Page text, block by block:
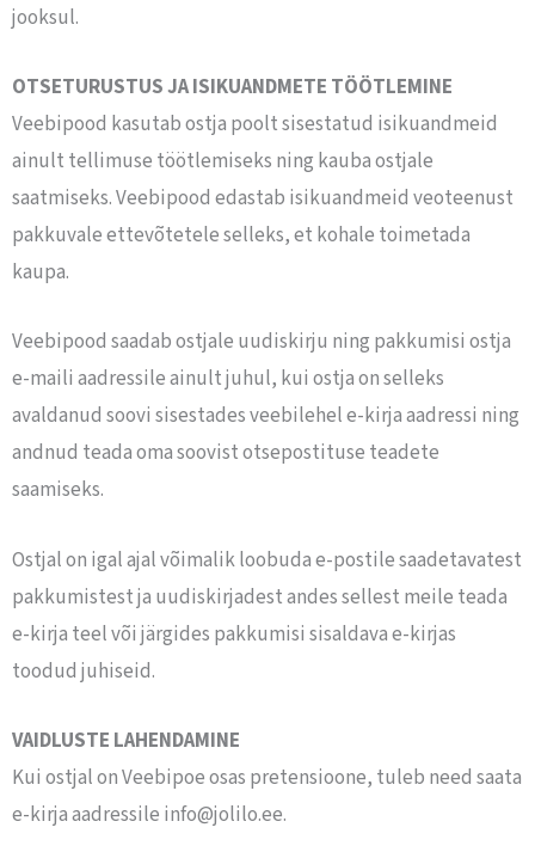
jooksul.
OTSETURUSTUS JA ISIKUANDMETE TÖÖTLEMINE
Veebipood kasutab ostja poolt sisestatud isikuandmeid
ainult tellimuse töötlemiseks ning kauba ostjale
saatmiseks. Veebipood edastab isikuandmeid veoteenust
pakkuvale ettevõtetele selleks, et kohale toimetada
kaupa.
Veebipood saadab ostjale uudiskirju ning pakkumisi ostja
e-maili aadressile ainult juhul, kui ostja on selleks
avaldanud soovi sisestades veebilehel e-kirja aadressi ning
andnud teada oma soovist otsepostituse teadete
saamiseks.
Ostjal on igal ajal võimalik loobuda e-postile saadetavatest
pakkumistest ja uudiskirjadest andes sellest meile teada
e-kirja teel või järgides pakkumisi sisaldava e-kirjas
toodud juhiseid.
VAIDLUSTE LAHENDAMINE
Kui ostjal on Veebipoe osas pretensioone, tuleb need saata
e-kirja aadressile info@jolilo.ee.